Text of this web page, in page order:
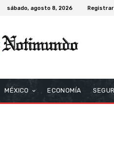
sábado, agosto 8, 2026
MÉXICO ECONOMÍA